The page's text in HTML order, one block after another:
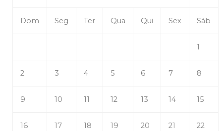
Dom Seg Ter Qua Qui Sex Sáb
1
2 3 4 5 6 7 8
9 10 11 12 13 14 15
16 17 18 19 20 21 22